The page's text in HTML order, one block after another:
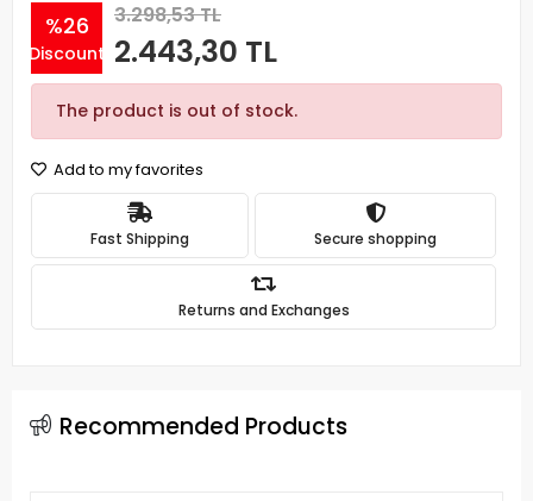
%26
Discount
3.298,53 TL
2.443,30 TL
The product is out of stock.
Add to my favorites
Fast Shipping Secure shopping
Returns and Exchanges
Recommended Products